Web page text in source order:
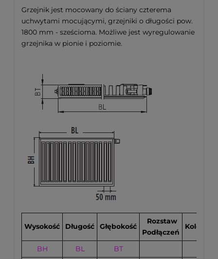
Grzejnik jest mocowany do ściany czterema
uchwytami mocującymi, grzejniki o długości pow.
1800 mm - sześcioma. Możliwe jest wyregulowanie
grzejnika w pionie i poziomie.
Wysokość Długość Głębokość
Rozstaw
Podłączeń
Kolor
BH BL BT